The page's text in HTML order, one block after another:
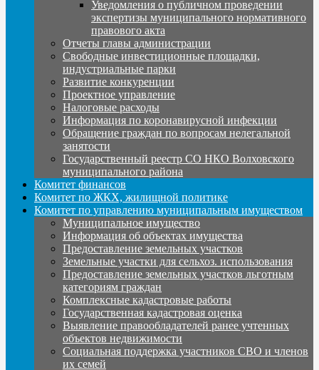
Уведомления о публичном проведении
экспертизы муниципального нормативного
правового акта
Отчеты главы администрации
Свободные инвестиционные площадки,
индустриальные парки
Развитие конкуренции
Проектное управление
Налоговые расходы
Информация по коронавирусной инфекции
Обращение граждан по вопросам нелегальной
занятости
Государственный реестр СО НКО Волховского
муниципального района
Комитет финансов
Комитет по ЖКХ, жилищной политике
Комитет по управлению муниципальным имуществом
Муниципальное имущество
Информация об объектах имущества
Предоставление земельных участков
Земельные участки для сельхоз. использования
Предоставление земельных участков льготным
категориям граждан
Комплексные кадастровые работы
Государственная кадастровая оценка
Выявление правообладателей ранее учтенных
объектов недвижимости
Социальная поддержка участников СВО и членов
их семей